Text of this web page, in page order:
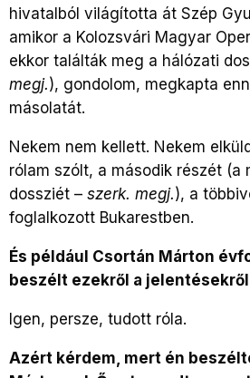
hivatalból világította át Szép
amikor a Kolozsvári Magyar
ekkor találták meg a hálózati
megj.), gondolom, megkapta
másolatát.
Nekem nem kellett. Nekem
rólam szólt, a második részét (a
dossziét – szerk. megj.), a
foglalkozott Bukarestben.
És például Csortán Márton
beszélt ezekről a
Igen, persze, tudott róla.
Azért kérdem, mert én